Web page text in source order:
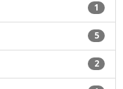
1
5
2